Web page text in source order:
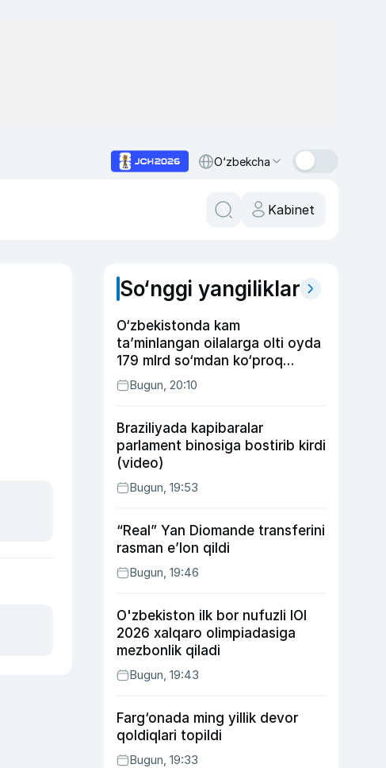
O‘zbekcha
Kabinet
So‘nggi yangiliklar
O‘zbekistonda kam
ta’minlangan oilalarga olti oyda
179 mlrd so‘mdan ko‘proq
ijtimoiy keshbek to‘lab berildi
Bugun, 20:10
Braziliyada kapibaralar
parlament binosiga bostirib kirdi
(video)
Bugun, 19:53
“Real” Yan Diomande transferini
rasman e’lon qildi
Bugun, 19:46
O'zbekiston ilk bor nufuzli IOI
2026 xalqaro olimpiadasiga
mezbonlik qiladi
Bugun, 19:43
Farg‘onada ming yillik devor
qoldiqlari topildi
Bugun, 19:33